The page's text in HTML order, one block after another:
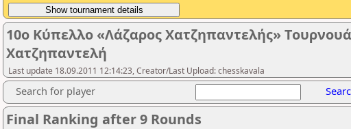
10ο Κύπελλο «Λάζαρος Χατζηπαντελής»
Χατζηπαντελή
Last update 18.09.2011 12:14:23, Creator/Last Upload: chesskavala
Search for player
Final Ranking after 9 Rounds